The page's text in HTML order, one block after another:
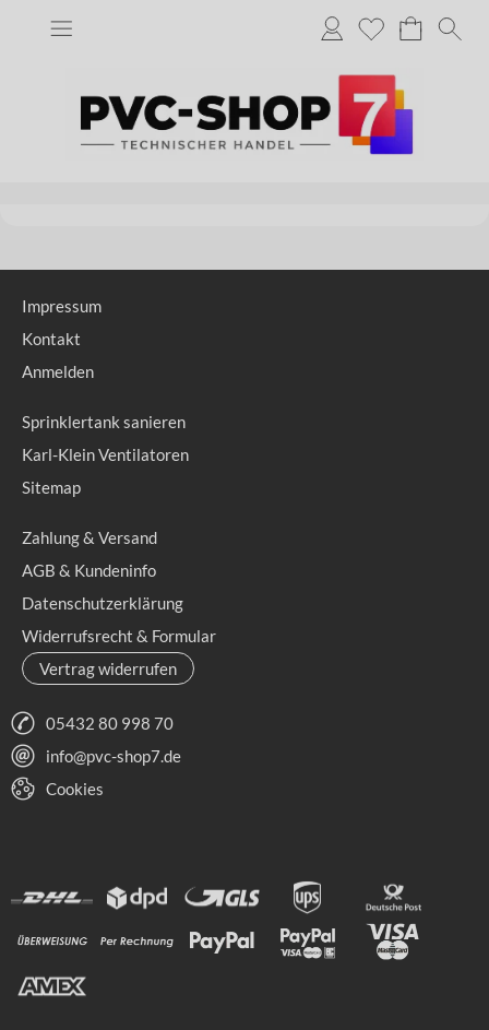
Impressum
Kontakt
Anmelden
Sprinklertank sanieren
Karl-Klein Ventilatoren
Sitemap
Zahlung & Versand
AGB & Kundeninfo
Datenschutzerklärung
Widerrufsrecht & Formular
Vertrag widerrufen
05432 80 998 70
info@pvc-shop7.de
Cookies